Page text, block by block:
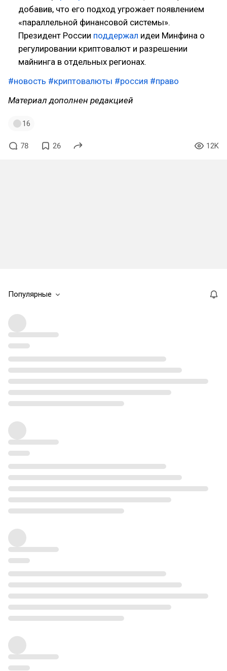
добавив, что его подход угрожает появлением
«параллельной финансовой системы».
Президент России поддержал идеи Минфина о
регулировании криптовалют и разрешении
майнинга в отдельных регионах.
#новость #криптовалюты #россия #право
Материал дополнен редакцией
16
78 26 12K
Популярные